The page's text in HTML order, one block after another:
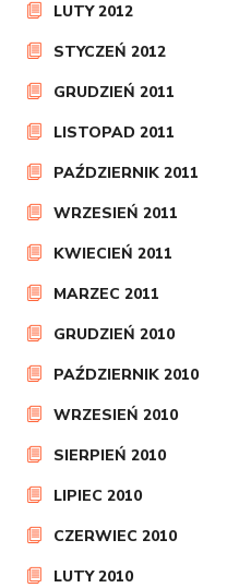
LUTY 2012
STYCZEŃ 2012
GRUDZIEŃ 2011
LISTOPAD 2011
PAŹDZIERNIK 2011
WRZESIEŃ 2011
KWIECIEŃ 2011
MARZEC 2011
GRUDZIEŃ 2010
PAŹDZIERNIK 2010
WRZESIEŃ 2010
SIERPIEŃ 2010
LIPIEC 2010
CZERWIEC 2010
LUTY 2010